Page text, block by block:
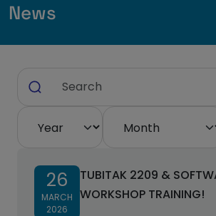
News
26
MARCH
2026
TUBITAK 2209 &
WORKSHOP TRAINING!